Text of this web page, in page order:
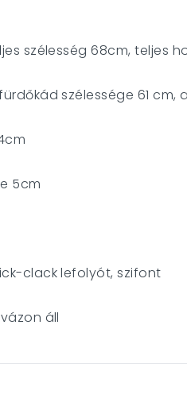
szélesség 68cm, teljes
szélessége 61 cm,
5cm
clack lefolyót, szifont
áll